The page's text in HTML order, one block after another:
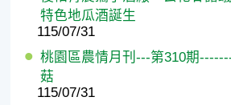
特色地瓜酒誕生
115/07/31
桃園區農情月刊---第310期
菇
115/07/31